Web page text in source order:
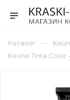
Каталог —
Keune Tinta Color